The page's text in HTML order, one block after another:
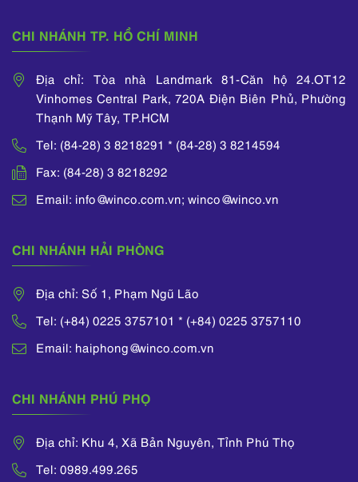
and the National
Office of Intellectual
CHI NHÁNH TP. HỒ CHÍ MINH
Địa chỉ: Tòa nhà Landmark 81-Căn hộ 24.OT12
Vinhomes Central Park, 720A Điện Biên Phủ, Phường
Thạnh Mỹ Tây, TP.HCM
Tel: (84-28) 3 8218291 * (84-28) 3 8214594
Fax: (84-28) 3 8218292
Email: info@winco.com.vn; winco@winco.vn
CHI NHÁNH HẢI PHÒNG
Địa chỉ: Số 1, Phạm Ngũ Lão
Tel: (+84) 0225 3757101 * (+84) 0225 3757110
Email: haiphong@winco.com.vn
CHI NHÁNH PHÚ PHỌ
Địa chỉ: Khu 4, Xã Bản Nguyên, Tỉnh Phú Thọ
Tel: 0989.499.265